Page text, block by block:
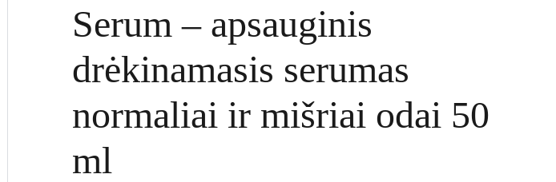
Serum – apsauginis
drėkinamasis serumas
normaliai ir mišriai odai 50
ml